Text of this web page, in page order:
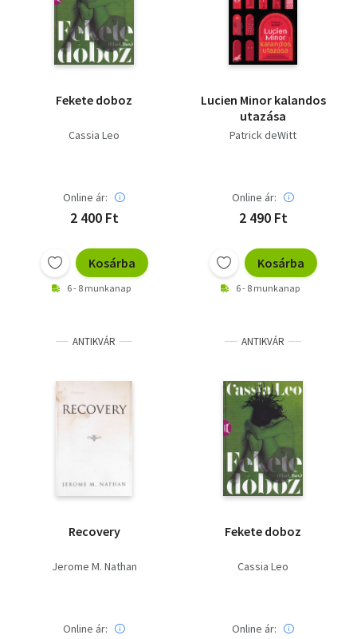
Fekete doboz
Cassia Leo
Online ár:
2 400 Ft
Kosárba
6 - 8 munkanap
Lucien Minor kalandos
utazása
Patrick deWitt
Online ár:
2 490 Ft
Kosárba
6 - 8 munkanap
ANTIKVÁR
Recovery
Jerome M. Nathan
Online ár:
ANTIKVÁR
Fekete doboz
Cassia Leo
Online ár: